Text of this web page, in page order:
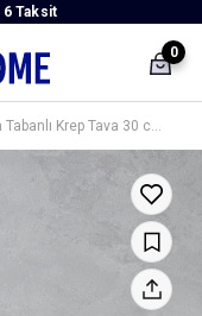
6 Taksit
0
Pro Grade Premium İndüksiyon Tabanlı Krep Tava 30 cm Siyah